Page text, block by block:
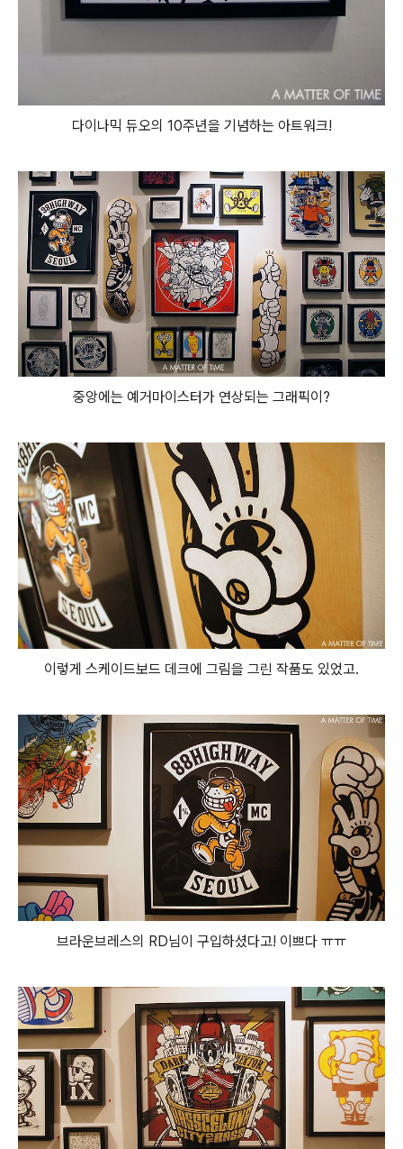
다이나믹 듀오의 10주년을 기념하는 아트워크!
중앙에는 예거마이스터가 연상되는 그래픽이?
이렇게 스케이드보드 데크에 그림을 그린 작품도 있었고.
브라운브레스의 RD님이 구입하셨다고! 이쁘다 ㅠㅠ